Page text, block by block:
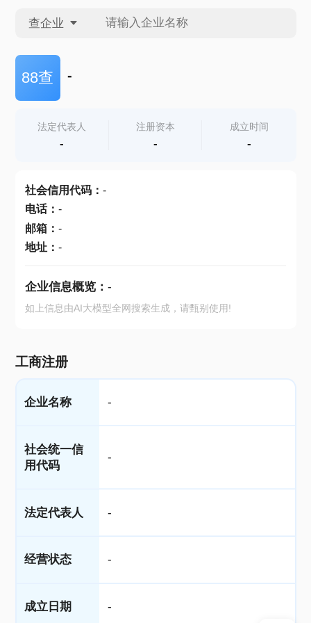
查企业
查企业
查产地
88查 -
法定代表人
-
注册资本
-
成立时间
-
社会信用代码： -
电话： -
邮箱： -
地址： -
企业信息概览： -
如上信息由AI大模型全网搜索生成，请甄别使用!
工商注册
企业名称 -
社会统一信
用代码
-
法定代表人 -
经营状态 -
成立日期 -